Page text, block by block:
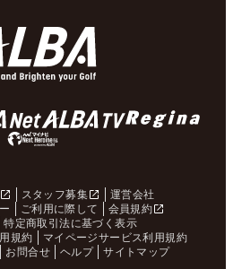
スタッフ募集
運営会社
ご利用に際して
会員規約
特定商取引法に基づく表示
規約
マイページサービス利用規約
お問合せ ヘルプ サイトマップ